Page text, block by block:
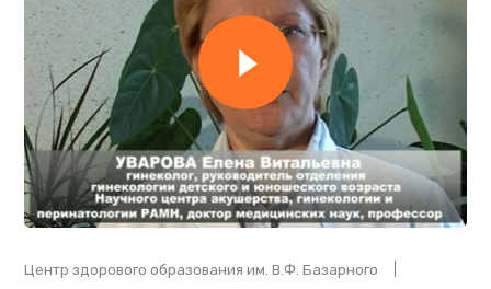
Центр здорового образования им. В.Ф. Базарного